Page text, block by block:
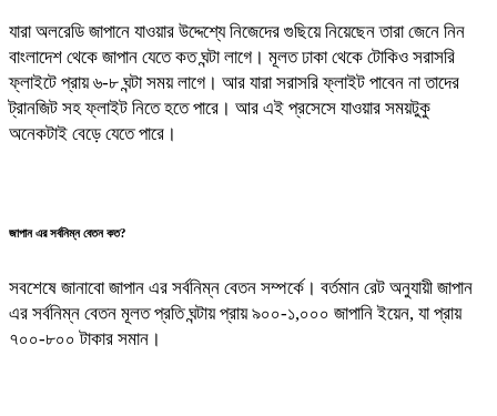
যারা অলরেডি জাপানে যাওয়ার উদ্দেশ্যে নিজেদের গুছিয়ে নিয়েছেন তারা জেনে নিন
বাংলাদেশ থেকে জাপান যেতে কত ঘন্টা লাগে। মূলত ঢাকা থেকে টোকিও সরাসরি
ফ্লাইটে প্রায় ৬-৮ ঘন্টা সময় লাগে। আর যারা সরাসরি ফ্লাইট পাবেন না তাদের
ট্রানজিট সহ ফ্লাইট নিতে হতে পারে। আর এই প্রসেসে যাওয়ার সময়টুকু
অনেকটাই বেড়ে যেতে পারে।
জাপান এর সর্বনিম্ন বেতন কত?
সবশেষে জানাবো জাপান এর সর্বনিম্ন বেতন সম্পর্কে। বর্তমান রেট অনুযায়ী জাপান
এর সর্বনিম্ন বেতন মূলত প্রতি ঘন্টায় প্রায় ৯০০-১,০০০ জাপানি ইয়েন, যা প্রায়
৭০০-৮০০ টাকার সমান।